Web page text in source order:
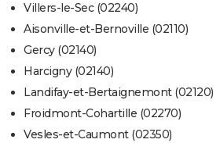
Villers-le-Sec (02240)
Aisonville-et-Bernoville (02110)
Gercy (02140)
Harcigny (02140)
Landifay-et-Bertaignemont (02120)
Froidmont-Cohartille (02270)
Vesles-et-Caumont (02350)